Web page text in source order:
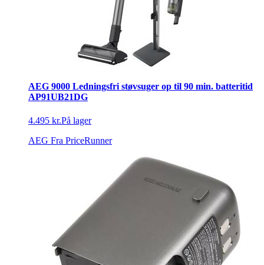
AEG 9000 Ledningsfri støvsuger op til 90 min. batteritid
AP91UB21DG
4.495 kr.På lager
AEG Fra PriceRunner